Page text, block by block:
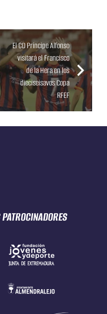
El CD Príncipe Alfonso
visitará el Francisco
de la Hera en los
dieciseisavos Copa
RFEF
PATROCINADORES